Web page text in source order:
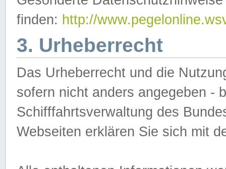
finden: http://
3. Urheberrecht
Das Urheberrecht und die
sofern nicht anders angegeben -
Schifffahrtsverwaltung des
Webseiten erklären Sie sich mit